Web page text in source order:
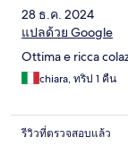
28 ธ.ค. 2024
แปลด้วย Google
Ottima e ricca
chiara, ทริป 1 คืน
รีวิวที่ตรวจสอบแล้ว